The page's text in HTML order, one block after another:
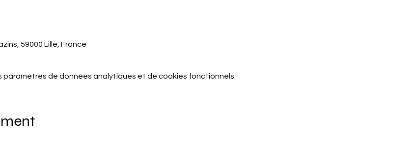
59000 Lille, France
paramètres de données analytiques et de cookies fonctionnels.